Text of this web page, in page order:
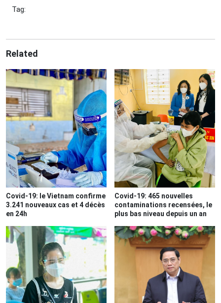
Tag:
Related
Covid-19: le Vietnam confirme
3.241 nouveaux cas et 4 décès
en 24h
Covid-19: 465 nouvelles
contaminations recensées, le
plus bas niveau depuis un an